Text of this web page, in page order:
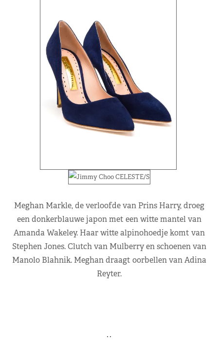
Meghan Markle, de verloofde van Prins Harry, droeg
een donkerblauwe japon met een witte mantel van
Amanda Wakeley. Haar witte alpinohoedje komt van
Stephen Jones. Clutch van Mulberry en schoenen van
Manolo Blahnik. Meghan draagt oorbellen van Adina
Reyter.